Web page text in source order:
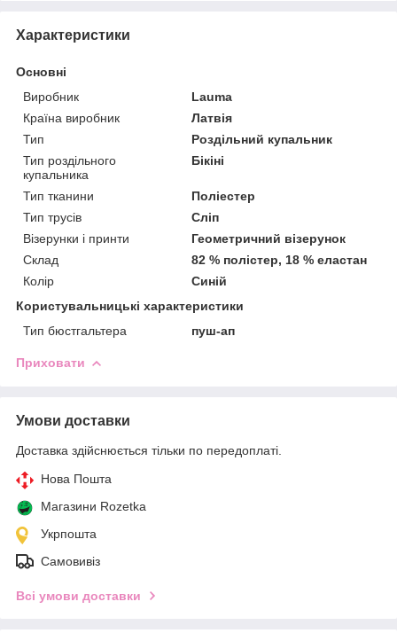
Характеристики
Основні
Виробник
Lauma
Країна виробник
Латвія
Тип
Роздільний купальник
Тип роздільного
купальника
Бікіні
Тип тканини
Поліестер
Тип трусів
Сліп
Візерунки і принти
Геометричний візерунок
Склад
82 % полістер, 18 % еластан
Колір
Синій
Користувальницькі характеристики
Тип бюстгальтера
пуш-ап
Приховати
Умови доставки
Доставка здійснюється тільки по передоплаті.
Нова Пошта
Магазини Rozetka
Укрпошта
Самовивіз
Всі умови доставки